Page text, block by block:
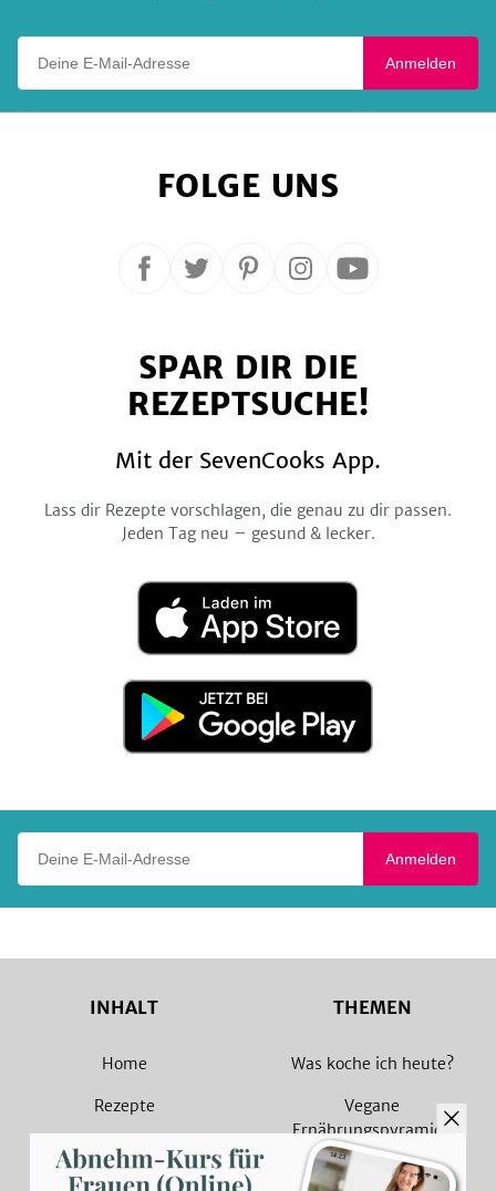
Anmelden
FOLGE UNS
Folge
Facebook
Folge
Twitter
Folge
Pinterest
Folge
Instagram
Folge
YouTube
SPAR DIR DIE
REZEPTSUCHE!
Mit der SevenCooks App.
Lass dir Rezepte vorschlagen, die genau zu dir passen.
Jeden Tag neu – gesund & lecker.
Laden
im
App
Jetzt
Google
Anmelden
INHALT
Home
Rezepte
Magazin
THEMEN
Was koche ich heute?
Vegane
Ernährungspyramide
Vegane Rezepte